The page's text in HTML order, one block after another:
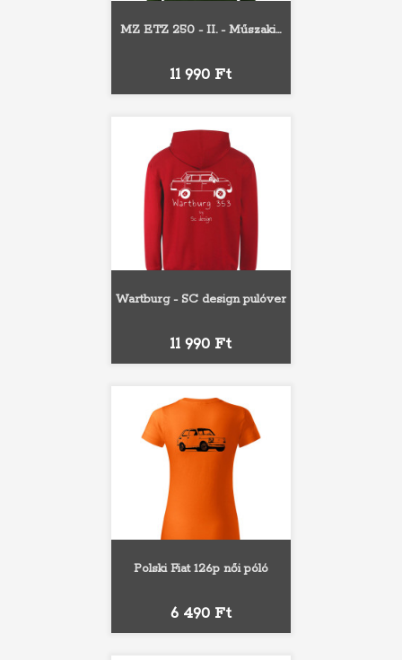
MZ ETZ 250 - II. - Műszaki...
Ár
11 990 Ft
Wartburg - SC design pulóver
Ár
11 990 Ft
Polski Fiat 126p női póló
Ár
6 490 Ft